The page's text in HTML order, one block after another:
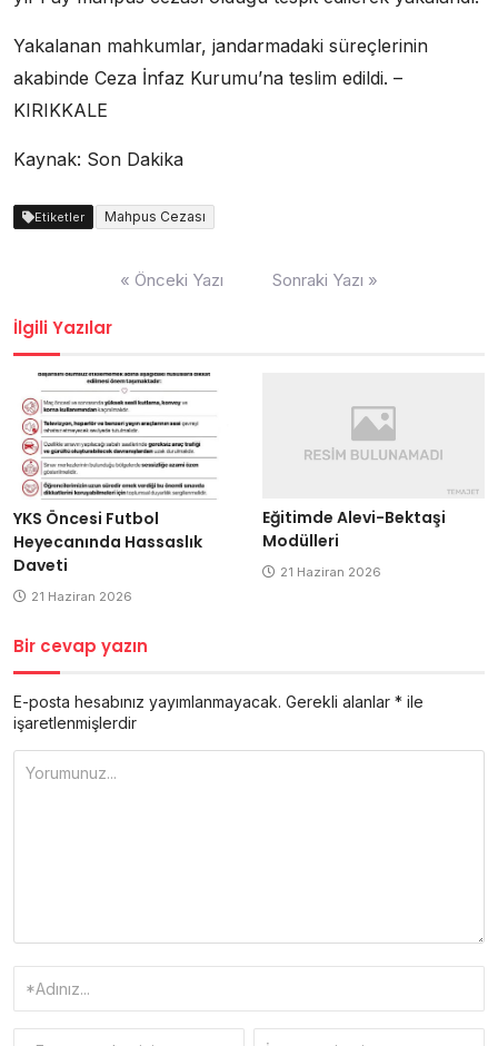
Yakalanan mahkumlar, jandarmadaki süreçlerinin
akabinde Ceza İnfaz Kurumu’na teslim edildi. –
KIRIKKALE
Kaynak: Son Dakika
Etiketler Mahpus Cezası
« Önceki Yazı Sonraki Yazı »
İlgili Yazılar
YKS Öncesi Futbol
Heyecanında Hassaslık
Daveti
21 Haziran 2026
Eğitimde Alevi-Bektaşi
Modülleri
21 Haziran 2026
Bir cevap yazın
E-posta hesabınız yayımlanmayacak. Gerekli alanlar * ile
işaretlenmişlerdir